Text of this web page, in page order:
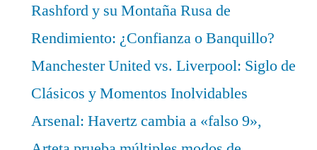
Rashford y su Montaña Rusa de
Rendimiento: ¿Confianza o Banquillo?
Manchester United vs. Liverpool: Siglo de
Clásicos y Momentos Inolvidables
Arsenal: Havertz cambia a «falso 9»,